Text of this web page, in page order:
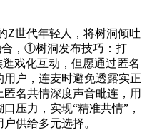
世代年轻人，将树洞倾吐
合，①树洞发布技巧：打
戏化互动，但愿通过匿名
户，连麦时避免透露实正
名共情深度声音毗连，用
压力，实现“精准共情”，
供给多元选择。